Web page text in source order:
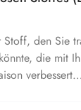
Stoff, den Sie
die mit
verbessert…